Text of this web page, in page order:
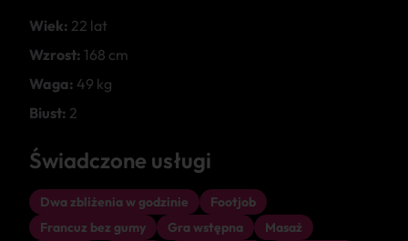
Wiek: 22 lat
Wzrost: 168 cm
Waga: 49 kg
Biust: 2
Świadczone usługi
Dwa zbliżenia w godzinie
Footjob
Francuz bez gumy
Gra wstępna
Masaż